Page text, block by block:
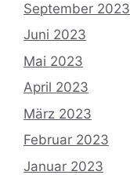
September 2023
Juni 2023
Mai 2023
April 2023
März 2023
Februar 2023
Januar 2023